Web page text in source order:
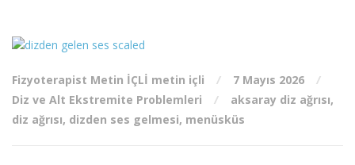
Fizyoterapist Metin İÇLİ metin içli
7 Mayıs 2026
Diz ve Alt Ekstremite Problemleri
aksaray diz ağrısı,
diz ağrısı, dizden ses gelmesi, menüsküs